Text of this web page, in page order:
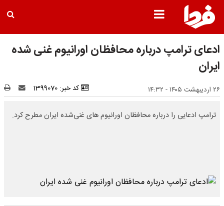
ادعای ترامپ درباره محافظان اورانیوم غنی شده
ایران
۲۶ اردیبهشت ۱۴۰۵ - ۱۴:۳۲ کد خبر: 1399070
ترامپ ادعایی را درباره محافظان اورانیوم های غنی‌شده ایران مطرح کرد.